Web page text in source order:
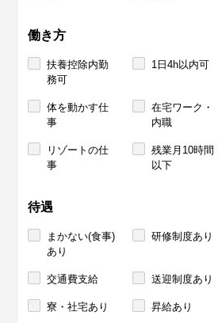
働き方
扶養控除内勤
務可
1日4h以内可
体を動かす仕
事
在宅ワーク・
内職
リゾートの仕
事
残業月10時間
以下
待遇
まかない(食事)
あり
研修制度あり
交通費支給 送迎制度あり
寮・社宅あり 昇給あり